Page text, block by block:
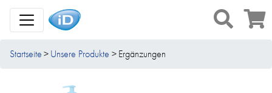
Toggle Navigation
Startseite Unsere Produkte Ergänzungen